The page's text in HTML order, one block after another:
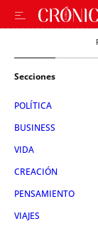
Secciones
POLÍTICA
BUSINESS
VIDA
CREACIÓN
PENSAMIENTO
VIAJES